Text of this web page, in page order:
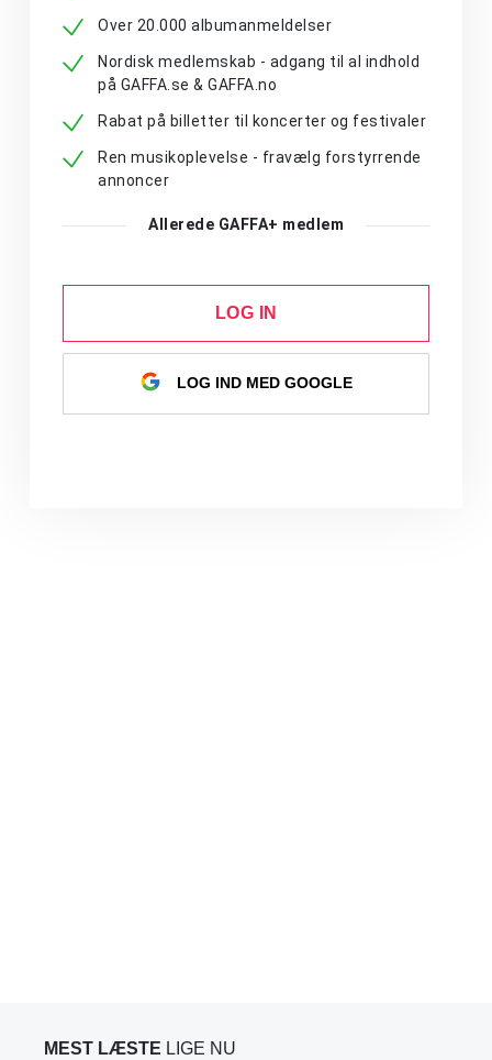
Over 20.000 albumanmeldelser
Nordisk medlemskab - adgang til al indhold
på GAFFA.se & GAFFA.no
Rabat på billetter til koncerter og festivaler
Ren musikoplevelse - fravælg forstyrrende
annoncer
Allerede GAFFA+ medlem
LOG IN
LOG IND MED GOOGLE
MEST LÆSTE LIGE NU